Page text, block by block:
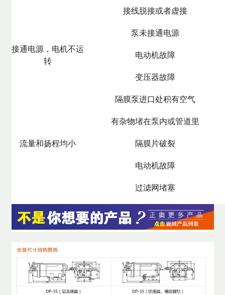
接通电源，电机不运
转
接线脱接或者虚接
泵未接通电源
电动机故障
变压器故障
流量和扬程均小
隔膜泵进口处积有空气
有杂物堵在泵内或管道里
隔膜片破裂
电动机故障
过滤网堵塞